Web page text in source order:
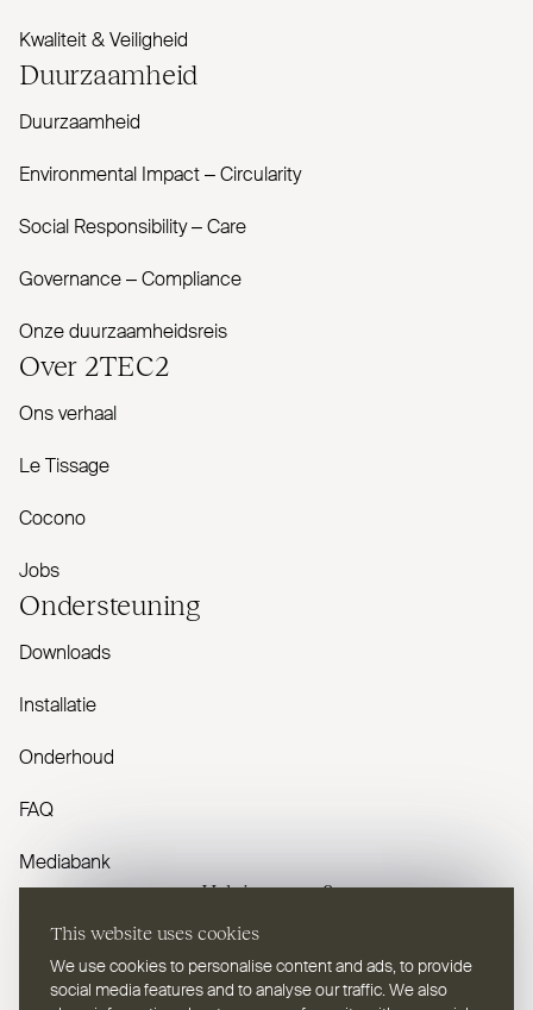
This website uses cookies
We use cookies to personalise content and ads, to provide
social media features and to analyse our traffic. We also
Kwaliteit & Veiligheid
Duur­zaamheid
Duurzaamheid
Envi­ronmental Impact – Cir­cularity
Social Responsibility – Care
Governance – Com­pliance
Onze duurzaamheidsreis
Over 2TEC2
Ons verhaal
Le Tissage
Cocono
Jobs
Onder­steuning
Downloads
Installatie
Onderhoud
FAQ
Mediabank
Heb je vragen?